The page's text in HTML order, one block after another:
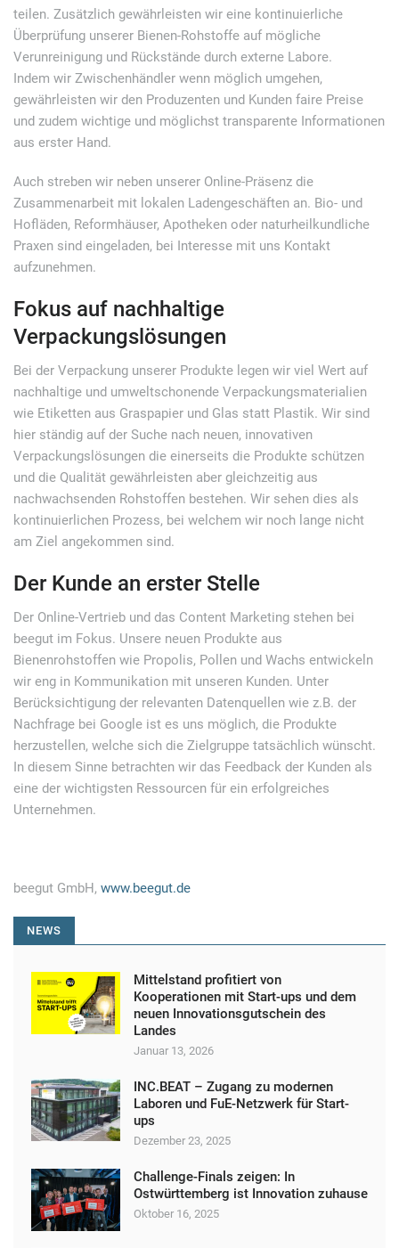
teilen. Zusätzlich gewährleisten wir eine kontinuierliche
Überprüfung unserer Bienen-Rohstoffe auf mögliche
Verunreinigung und Rückstände durch externe Labore.
Indem wir Zwischenhändler wenn möglich umgehen,
gewährleisten wir den Produzenten und Kunden faire Preise
und zudem wichtige und möglichst transparente Informationen
aus erster Hand.
Auch streben wir neben unserer Online-Präsenz die
Zusammenarbeit mit lokalen Ladengeschäften an. Bio- und
Hofläden, Reformhäuser, Apotheken oder naturheilkundliche
Praxen sind eingeladen, bei Interesse mit uns Kontakt
aufzunehmen.
Fokus auf nachhaltige
Verpackungslösungen
Bei der Verpackung unserer Produkte legen wir viel Wert auf
nachhaltige und umweltschonende Verpackungsmaterialien
wie Etiketten aus Graspapier und Glas statt Plastik. Wir sind
hier ständig auf der Suche nach neuen, innovativen
Verpackungslösungen die einerseits die Produkte schützen
und die Qualität gewährleisten aber gleichzeitig aus
nachwachsenden Rohstoffen bestehen. Wir sehen dies als
kontinuierlichen Prozess, bei welchem wir noch lange nicht
am Ziel angekommen sind.
Der Kunde an erster Stelle
Der Online-Vertrieb und das Content Marketing stehen bei
beegut im Fokus. Unsere neuen Produkte aus
Bienenrohstoffen wie Propolis, Pollen und Wachs entwickeln
wir eng in Kommunikation mit unseren Kunden. Unter
Berücksichtigung der relevanten Datenquellen wie z.B. der
Nachfrage bei Google ist es uns möglich, die Produkte
herzustellen, welche sich die Zielgruppe tatsächlich wünscht.
In diesem Sinne betrachten wir das Feedback der Kunden als
eine der wichtigsten Ressourcen für ein erfolgreiches
Unternehmen.
beegut GmbH, www.beegut.de
NEWS
Mittelstand profitiert von
Kooperationen mit Start-ups und dem
neuen Innovationsgutschein des
Landes
Januar 13, 2026
INC.BEAT – Zugang zu modernen
Laboren und FuE-Netzwerk für Start-
ups
Dezember 23, 2025
Challenge-Finals zeigen: In
Ostwürttemberg ist Innovation zuhause
Oktober 16, 2025